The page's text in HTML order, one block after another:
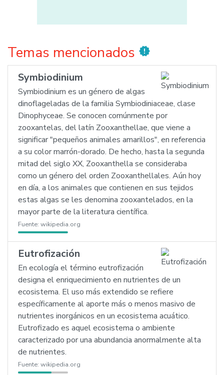
Temas mencionados new_releases
Symbiodinium
Symbiodinium es un género de algas
dinoflageladas de la familia Symbiodiniaceae, clase
Dinophyceae. Se conocen comúnmente por
zooxantelas, del latín Zooxanthellae, que viene a
significar "pequeños animales amarillos", en referencia
a su color marrón-dorado. De hecho, hasta la segunda
mitad del siglo XX, Zooxanthella se consideraba
como un género del orden Zooxanthellales. Aún hoy
en día, a los animales que contienen en sus tejidos
estas algas se les denomina zooxantelados, en la
mayor parte de la literatura científica.
Fuente: wikipedia.org
Eutrofización
En ecología el término eutrofización
designa el enriquecimiento en nutrientes de un
ecosistema. El uso más extendido se refiere
específicamente al aporte más o menos masivo de
nutrientes inorgánicos en un ecosistema acuático.
Eutrofizado es aquel ecosistema o ambiente
caracterizado por una abundancia anormalmente alta
de nutrientes.
Fuente: wikipedia.org